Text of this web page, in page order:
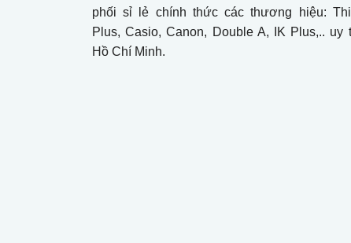
phối sỉ lẻ chính thức các thương hiệu:
Plus, Casio, Canon, Double A, IK Plus,.. uy
Hồ Chí Minh.